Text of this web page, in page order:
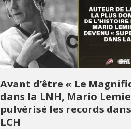
Avant d’être « Le
dans la LNH, Mario
pulvérisé les records
LCH